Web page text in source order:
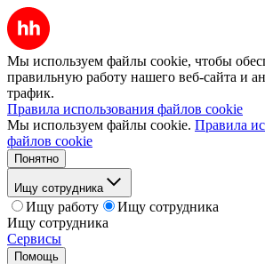
Мы используем файлы cookie, чтобы
правильную работу нашего веб-сайта и
трафик.
Правила использования файлов cookie
Мы используем файлы cookie. Правила
файлов cookie
Понятно
Ищу сотрудника
Ищу работу
Ищу сотрудника
Ищу сотрудника
Сервисы
Помощь